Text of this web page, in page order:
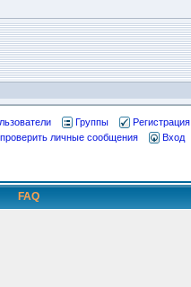
Группы
Регистрация
личные сообщения Вход
FAQ